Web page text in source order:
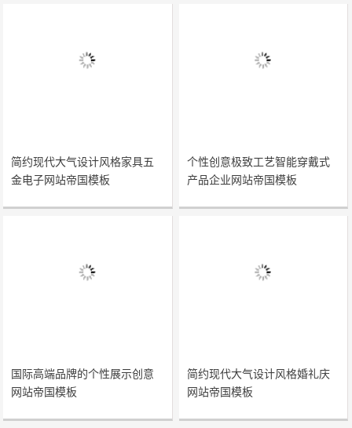
简约现代大气设计风格家具五
金电子网站帝国模板
个性创意极致工艺智能穿戴式
产品企业网站帝国模板
国际高端品牌的个性展示创意
网站帝国模板
简约现代大气设计风格婚礼庆
网站帝国模板